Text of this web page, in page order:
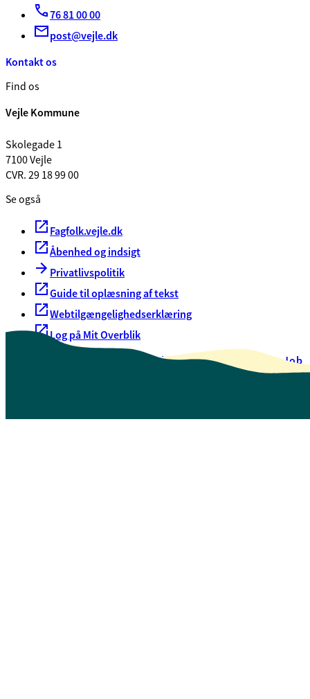
76 81 00 00
post@vejle.dk
Kontakt os
Find os
Vejle Kommune
Skolegade 1
7100 Vejle
CVR. 29 18 99 00
Se også
Fagfolk.vejle.dk
Åbenhed og indsigt
Privatlivspolitik
Guide til oplæsning af tekst
Webtilgængelighedserklæring
Log på Mit Overblik
Oversigt over selvbetjeningJob